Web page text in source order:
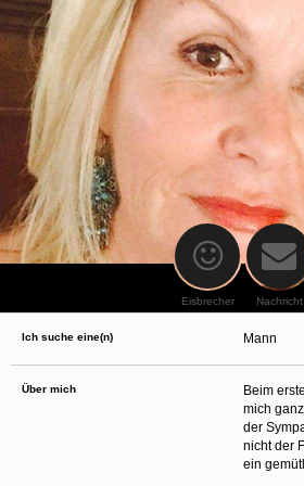
oder finanzielle Angaben zu machen?
die Kommunikation mit dieser Person.
der Lage sind, sich solche Angaben auf
erschleichen. Kommunizieren Sie daher über
aufmerksam und vorsichtig.
behält sich das Recht vor, selbst
erstellen und darüber Nachrichten an Sie als Nutzer
dieser Website verstehen und akzeptieren Sie, dass
Website fingiert sind. Diese fingierten Profile dienen
Nachrichten; physische Vereinbarungen mit Personen
folglich nicht möglich.
Verhindern Sie, dass Ihre minderjährigen Kinder mit
anderweitig ungeeigneten Netzinhalten in Berührung
Installieren Sie ein Jugendschutzprogramm auf
CyberPatroloder Safety Surf
. Diese Programme
bestimmten Websites und Netzinhalten. Oft
standardmäßig eine große Anzahl von Websites,
dass sie sich für Minderjährige nicht eignen. Über
Wenden Sie sich an Ihren Internetprovider. Es
danach.
Internetbrowsers vertraut, so dass Sie nachsehen
Ihren minderjährigen Kindern besucht wurden.
Kinder auf den Besuch unerwünschter Websites
bestimmte Websites nicht für sie geeignet sind.
Verlaufs das Interesse Ihres Kindes beurteilen
Sprechen Sie mit Ihren Kindern. Vermitteln Sie
sie Fremden, z. B. auf einer Chat-Website, nie
Bringen Sie ihnen auch bei, dass viele Menschen
Eisbrecher Nachricht
Ich suche eine(n) Mann
Über mich
Beim
mich
der
nicht der
ein